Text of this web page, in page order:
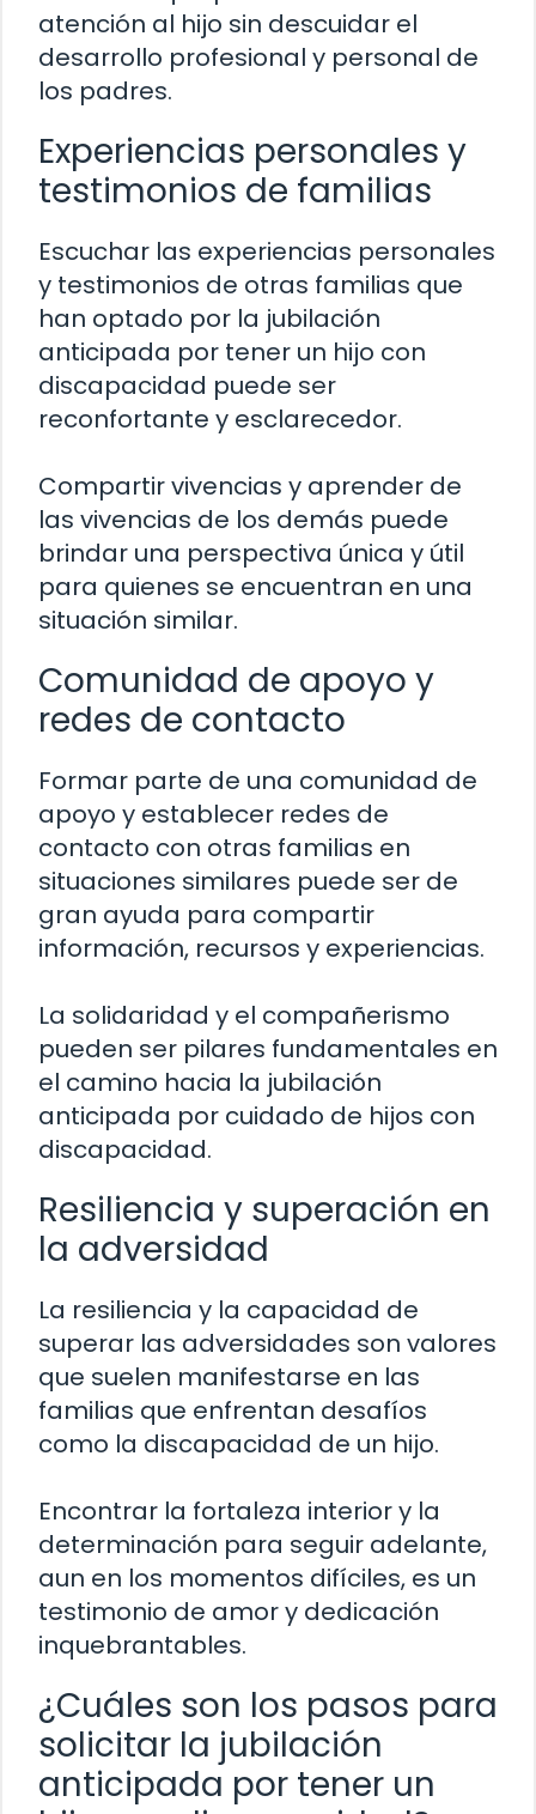
atención al hijo sin descuidar el
desarrollo profesional y personal de
los padres.
Experiencias personales y
testimonios de familias
Escuchar las experiencias personales
y testimonios de otras familias que
han optado por la jubilación
anticipada por tener un hijo con
discapacidad puede ser
reconfortante y esclarecedor.
Compartir vivencias y aprender de
las vivencias de los demás puede
brindar una perspectiva única y útil
para quienes se encuentran en una
situación similar.
Comunidad de apoyo y
redes de contacto
Formar parte de una comunidad de
apoyo y establecer redes de
contacto con otras familias en
situaciones similares puede ser de
gran ayuda para compartir
información, recursos y experiencias.
La solidaridad y el compañerismo
pueden ser pilares fundamentales en
el camino hacia la jubilación
anticipada por cuidado de hijos con
discapacidad.
Resiliencia y superación en
la adversidad
La resiliencia y la capacidad de
superar las adversidades son valores
que suelen manifestarse en las
familias que enfrentan desafíos
como la discapacidad de un hijo.
Encontrar la fortaleza interior y la
determinación para seguir adelante,
aun en los momentos difíciles, es un
testimonio de amor y dedicación
inquebrantables.
¿Cuáles son los pasos para
solicitar la jubilación
anticipada por tener un